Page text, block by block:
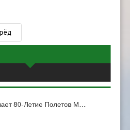
80-Летие Полетов М…